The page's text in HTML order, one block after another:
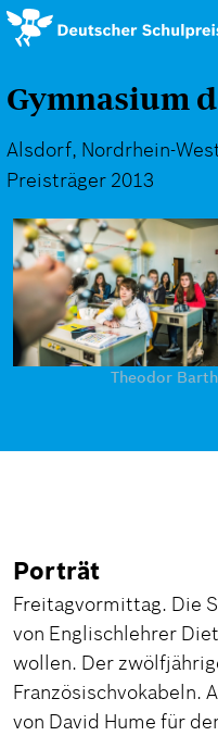
Direkt
zum
Gymnasium
Alsdorf, Nordrhein-
Preisträger 2013
Theodor Barth
Porträt
Freitagvormittag. Die
von Englischlehrer
wollen. Der
Französischvokabeln.
von David Hume für